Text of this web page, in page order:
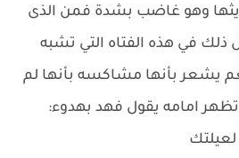
وهو غاضب بشدة فمن الذى
ذلك في هذه الفتاه التي تشبه
يشعر بأنها مشاكسه بأنها لم
تظهر امامه يقول فهد بهدوء: